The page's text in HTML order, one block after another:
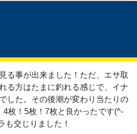
る事が出来ました！ただ、エサ取
る方はたまに釣れる感じで、イナ
した。その後潮が変わり当たりの
4枚！5枚！7枚と良かったです(^-
も交じりました！